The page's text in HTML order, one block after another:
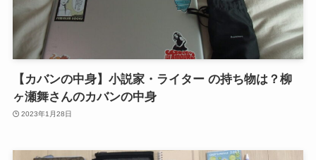
【カバンの中身】小説家・ライター の持ち物は？柳
ヶ瀬舞さんのカバンの中身
2023年1月28日